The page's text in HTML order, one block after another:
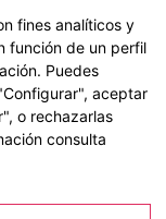
fines analíticos y
función de un perfil
Puedes
aceptar
o rechazarlas
consulta